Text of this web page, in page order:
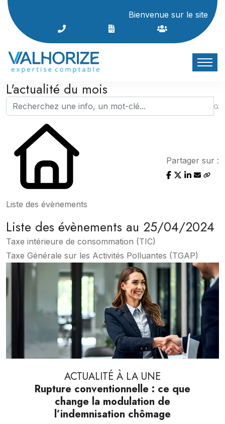
Bienvenue sur le site
L'actualité du mois
Liste des évènements
Partager sur :
Liste des évènements au 25/04/2024
Taxe intérieure de consommation (TIC)
Taxe Générale sur les Activités Polluantes (TGAP)
ACTUALITÉ À LA UNE
Rupture conventionnelle : ce que
change la modulation de
l’indemnisation chômage